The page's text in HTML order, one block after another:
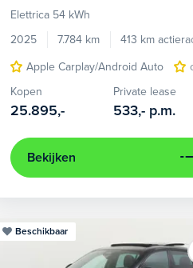
Elettrica 54 kWh
2025
7.784 km 413 km
Apple Carplay/Android Auto
Kopen
25.895,-
Private lease
533,- p.m.
Bekijken
Beschikbaar